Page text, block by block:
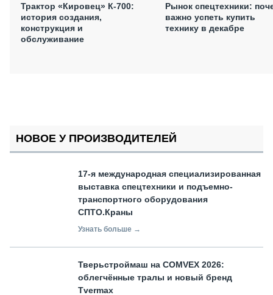
Трактор «Кировец» К-700:
история создания,
конструкция и
обслуживание
Рынок спецтехники:
важно успеть купить
технику в декабре
НОВОЕ У ПРОИЗВОДИТЕЛЕЙ
17-я международная специализированная
выставка спецтехники и подъемно-
транспортного оборудования
СПТО.Краны
Узнать больше →
Тверьстроймаш на COMVEX 2026:
облегчённые тралы и новый бренд
Tvermax